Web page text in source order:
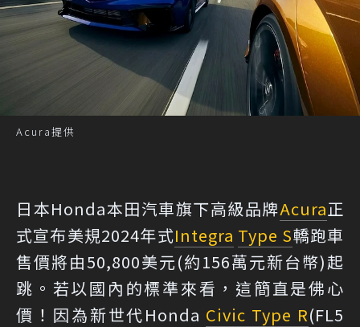
Acura提供
日本Honda本田汽車旗下高級品牌Acura正
式宣布美規2024年式Integra Type S轎跑車
售價將由50,800美元(約156萬元新台幣)起
跳。若以國內的標準來看，這簡直是佛心
價！因為新世代Honda Civic Type R(FL5